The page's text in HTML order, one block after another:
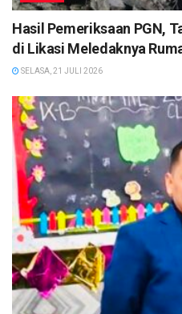
Hasil Pemeriksaan PGN,
di Likasi Meledaknya
SELASA, 21 JULI 2026